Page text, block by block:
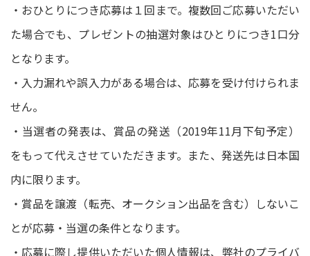
・おひとりにつき応募は１回まで。複数回ご応募いただい
た場合でも、プレゼントの抽選対象はひとりにつき1口分
となります。
・入力漏れや誤入力がある場合は、応募を受け付けられま
せん。
・当選者の発表は、賞品の発送（2019年11月下旬予定）
をもって代えさせていただきます。また、発送先は日本国
内に限ります。
・賞品を譲渡（転売、オークション出品を含む）しないこ
とが応募・当選の条件となります。
・応募に際し提供いただいた個人情報は、弊社のプライバ